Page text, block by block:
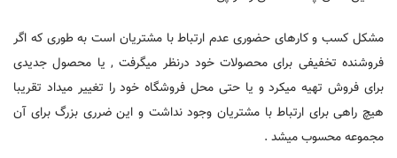
مشکل کسب و کار‌های حضوری عدم ارتباط با مشتریان است به طوری که اگر
فروشنده تخفیفی برای محصولات خود درنظر میگرفت , یا محصول جدیدی
برای فروش تهیه میکرد و یا حتی محل فروشگاه خود را تغییر میداد تقریبا
هیچ راهی برای ارتباط با مشتریان وجود نداشت و این ضرری بزرگ برای آن
مجموعه محسوب میشد .